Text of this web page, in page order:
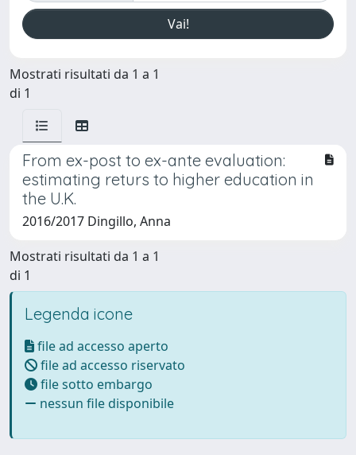
Mostrati risultati da 1 a 1
di 1
From ex-post to ex-ante evaluation:
estimating returs to higher education in
the U.K.
2016/2017 Dingillo, Anna
Mostrati risultati da 1 a 1
di 1
Legenda icone
file ad accesso aperto
file ad accesso riservato
file sotto embargo
nessun file disponibile